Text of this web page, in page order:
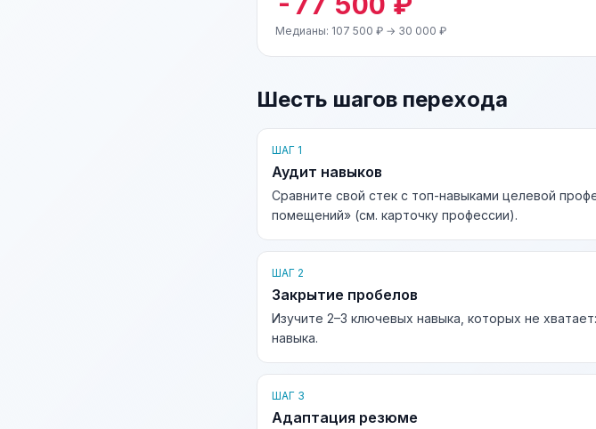
Медианы: 107 500 ₽ → 30 000 ₽
Шесть шагов перехода
ШАГ 1
Аудит навыков
Сравните свой стек с топ-навыками целевой
помещений» (см. карточку профессии).
ШАГ 2
Закрытие пробелов
Изучите 2–3 ключевых навыка, которых не
навыка.
ШАГ 3
Адаптация резюме